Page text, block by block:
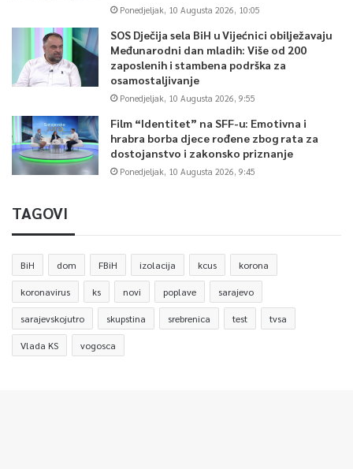
Ponedjeljak, 10 Augusta 2026, 10:05
SOS Dječija sela BiH u Vijećnici obilježavaju
Međunarodni dan mladih: Više od 200
zaposlenih i stambena podrška za
osamostaljivanje
Ponedjeljak, 10 Augusta 2026, 9:55
Film “Identitet” na SFF-u: Emotivna i
hrabra borba djece rođene zbog rata za
dostojanstvo i zakonsko priznanje
Ponedjeljak, 10 Augusta 2026, 9:45
TAGOVI
BiH dom FBiH izolacija kcus korona
koronavirus ks novi poplave sarajevo
sarajevskojutro skupstina srebrenica test tvsa
Vlada KS vogosca